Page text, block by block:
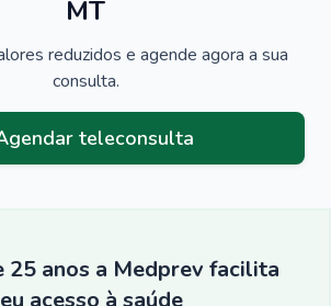
MT
reduzidos e agende agora a sua
consulta.
teleconsulta
25 anos a Medprev facilita
acesso à saúde